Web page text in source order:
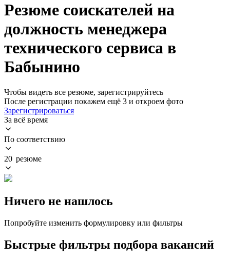
Резюме соискателей на
должность менеджера
технического сервиса в
Бабынино
Чтобы видеть все резюме, зарегистрируйтесь
После регистрации покажем ещё 3 и откроем фото
Зарегистрироваться
За всё время
По соответствию
20 резюме
Ничего не нашлось
Попробуйте изменить формулировку или фильтры
Быстрые фильтры подбора вакансий